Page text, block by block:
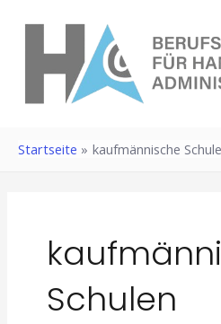
springen
Startseite kaufmännische
Schulen